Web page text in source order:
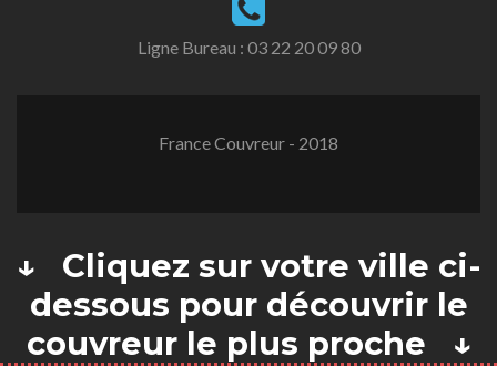
Ligne Bureau : 03 22 20 09 80
France Couvreur - 2018
↓ Cliquez sur votre ville ci-
dessous pour découvrir le
couvreur le plus proche ↓